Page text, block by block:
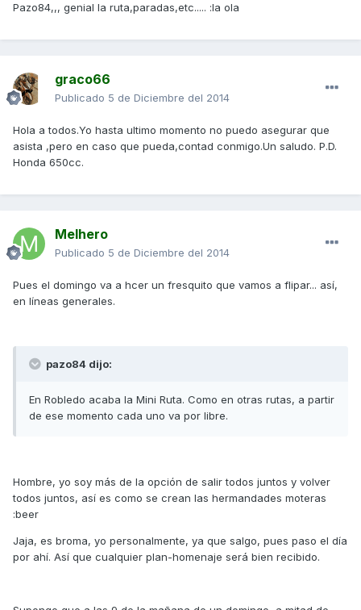
Pazo84,,, genial la ruta,paradas,etc..... :la ola
graco66
Publicado 5 de Diciembre del 2014
Hola a todos.Yo hasta ultimo momento no puedo asegurar que
asista ,pero en caso que pueda,contad conmigo.Un saludo. P.D.
Honda 650cc.
Melhero
Publicado 5 de Diciembre del 2014
Pues el domingo va a hcer un fresquito que vamos a flipar... así,
en líneas generales.
pazo84 dijo:
En Robledo acaba la Mini Ruta. Como en otras rutas, a partir
de ese momento cada uno va por libre.
Hombre, yo soy más de la opción de salir todos juntos y volver
todos juntos, así es como se crean las hermandades moteras
:beer
Jaja, es broma, yo personalmente, ya que salgo, pues paso el día
por ahí. Así que cualquier plan-homenaje será bien recibido.